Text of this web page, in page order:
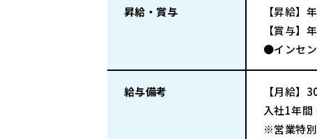
昇給・賞与
【昇給】
【賞与】
●インセ
給与備考
【月給】
入社1年間
※営業特